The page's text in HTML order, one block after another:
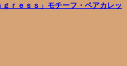
ｒｅｓｓ」モチーフ・ペアカレッ